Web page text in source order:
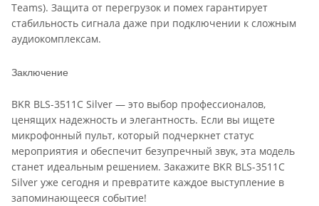
Teams). Защита от перегрузок и помех гарантирует
стабильность сигнала даже при подключении к сложным
аудиокомплексам.
Заключение
BKR BLS-3511C Silver — это выбор профессионалов,
ценящих надежность и элегантность. Если вы ищете
микрофонный пульт, который подчеркнет статус
мероприятия и обеспечит безупречный звук, эта модель
станет идеальным решением. Закажите BKR BLS-3511C
Silver уже сегодня и превратите каждое выступление в
запоминающееся событие!